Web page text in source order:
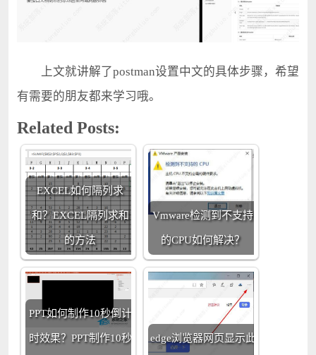
上文就讲解了postman设置中文的具体步骤，希望
有需要的朋友都来学习哦。
Related Posts:
EXCEL如何隔列求
和？EXCEL隔列求和
的方法
Vmware检测到不支持
的CPU如何解决？
PPT如何制作10秒倒计
时效果？PPT制作10秒 edge浏览器网页显示此